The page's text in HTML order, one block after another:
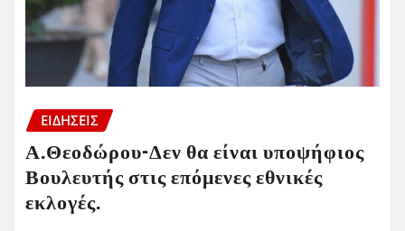
ΕΙΔΗΣΕΙΣ
Α.Θεοδώρου-Δεν θα είναι υποψήφιος
Βουλευτής στις επόμενες εθνικές
εκλογές.